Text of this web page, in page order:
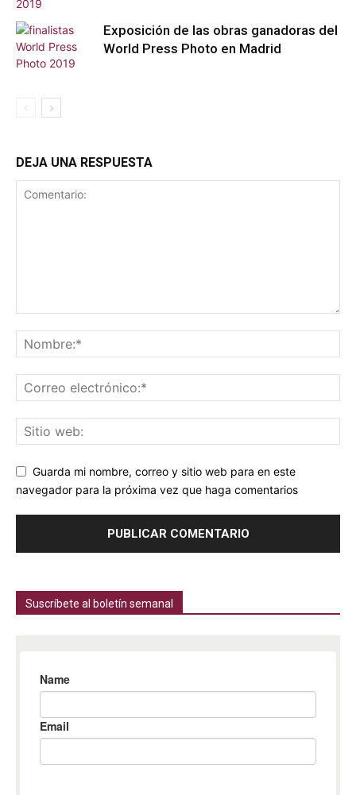
Exposición de las obras ganadoras del
World Press Photo en Madrid
DEJA UNA RESPUESTA
Guarda mi nombre, correo y sitio web para en este
navegador para la próxima vez que haga comentarios
Suscríbete al boletín semanal